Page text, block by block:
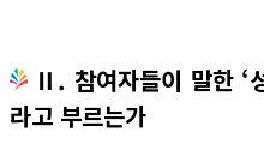
Ⅱ. 참여자들이 말한 ‘
라고 부르는가